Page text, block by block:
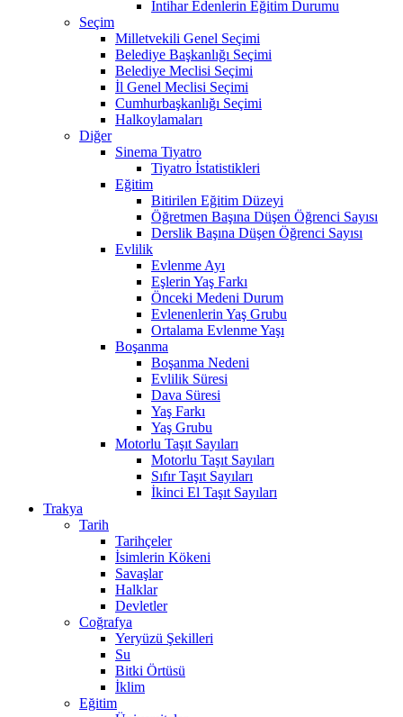
İntihar Edenlerin Eğitim Durumu
Seçim
Milletvekili Genel Seçimi
Belediye Başkanlığı Seçimi
Belediye Meclisi Seçimi
İl Genel Meclisi Seçimi
Cumhurbaşkanlığı Seçimi
Halkoylamaları
Diğer
Sinema Tiyatro
Tiyatro İstatistikleri
Eğitim
Bitirilen Eğitim Düzeyi
Öğretmen Başına Düşen Öğrenci Sayısı
Derslik Başına Düşen Öğrenci Sayısı
Evlilik
Evlenme Ayı
Eşlerin Yaş Farkı
Önceki Medeni Durum
Evlenenlerin Yaş Grubu
Ortalama Evlenme Yaşı
Boşanma
Boşanma Nedeni
Evlilik Süresi
Dava Süresi
Yaş Farkı
Yaş Grubu
Motorlu Taşıt Sayıları
Motorlu Taşıt Sayıları
Sıfır Taşıt Sayıları
İkinci El Taşıt Sayıları
Trakya
Tarih
Tarihçeler
İsimlerin Kökeni
Savaşlar
Halklar
Devletler
Coğrafya
Yeryüzü Şekilleri
Su
Bitki Örtüsü
İklim
Eğitim